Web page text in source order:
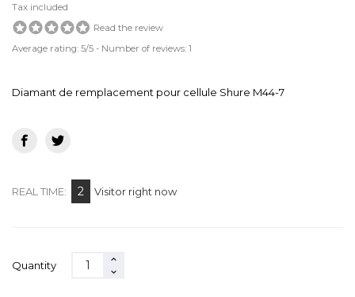
Tax included
Read the review
Average rating: 5/5 - Number of reviews: 1
Diamant de remplacement pour cellule Shure M44-7
REAL TIME: 2 Visitor right now
Quantity